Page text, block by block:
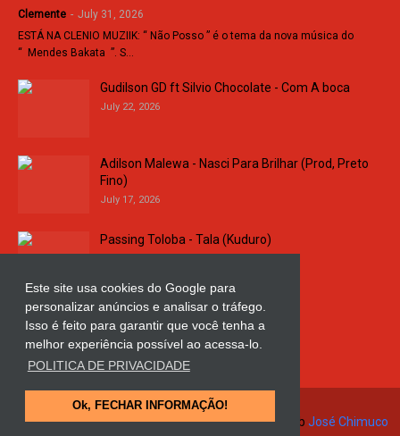
Este site usa cookies do Google para
personalizar anúncios e analisar o tráfego.
Isso é feito para garantir que você tenha a
melhor experiência possível ao acessa-lo.
POLITICA DE PRIVACIDADE
Ok, FECHAR INFORMAÇÃO!
Clemente - July 31, 2026
ESTÁ NA CLENIO MUZIIK: “ Não Posso ” é o tema da nova música do
“ Mendes Bakata ”. S…
Gudilson GD ft Silvio Chocolate - Com A boca
July 22, 2026
Adilson Malewa - Nasci Para Brilhar (Prod, Preto
Fino)
July 17, 2026
Passing Toloba - Tala (Kuduro)
Russo k - Ligação da Comarca
July 11, 2026
© Copyright 2018 and 2025Clenio Muziik| Design Web José Chimuco